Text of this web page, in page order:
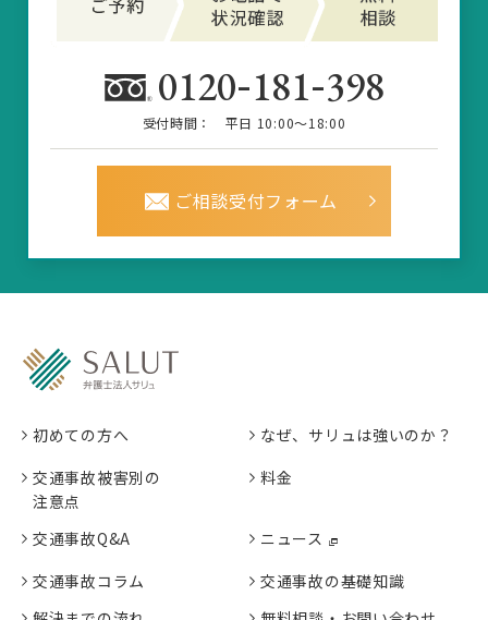
0120-181-398
受付時間： 平日 10:00～18:00
ご相談受付フォーム
初めての方へ
なぜ、サリュは強いのか？
交通事故被害別の
注意点
料金
交通事故Q&A
ニュース
交通事故コラム
交通事故の基礎知識